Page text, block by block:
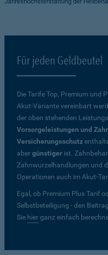
Für jeden Geldbeutel
Die Tarife Top, Premium und
Akut-Variante vereinbart
der oben stehenden
Vorsorgeleistungen und
Versicherungsschutz
abergünstiger ist.
Zahnwurzelhandlungen und
Operationen auch im Akut-
Egal, ob Premium Plus Tarif
Selbstbeteiligung - den
Sie hierganz einfach